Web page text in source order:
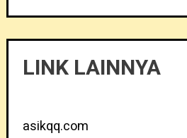
LINK LAINNYA
asikqq.com